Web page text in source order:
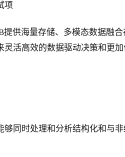
项
供海量存储、多模态数据融
活高效的数据驱动决策和更加
同时处理和分析结构化和与